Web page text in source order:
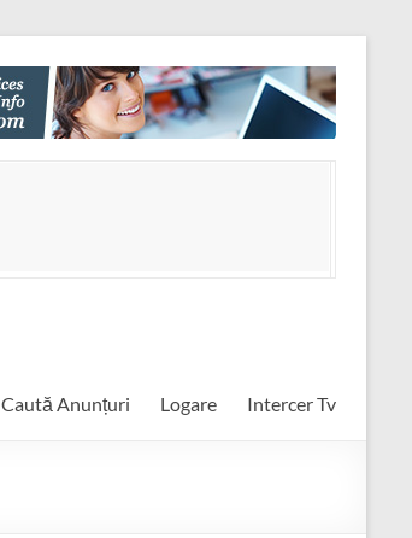
Caută Anunțuri Logare Intercer Tv